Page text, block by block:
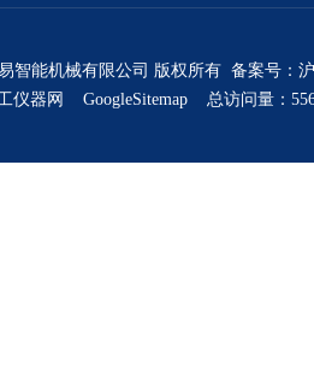
智能机械有限公司 版权所有 备案号：
仪器网 GoogleSitemap 总访问量：